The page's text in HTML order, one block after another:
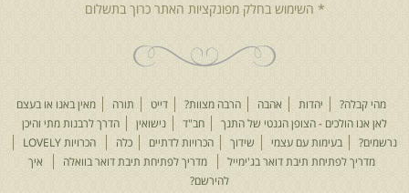
מהי קבלה? יהדות אהבה הרבה מצוות? דייט תורה
מאין באנו או בעצם
לאן אנו הולכים - הצופן הגנטי של התנך
חב"ד נישואין
הדרך לרבנות מתי והיכן
נרשמים?
בעימות עם עצמי שידוך הכרויות לדתיים כלה
הכרויות LOVELY
מדריך לפתיחת תיבת דואר בג'ימייל
מדריך לפתיחת תיבת דואר בוואלה
איך
להירשם?